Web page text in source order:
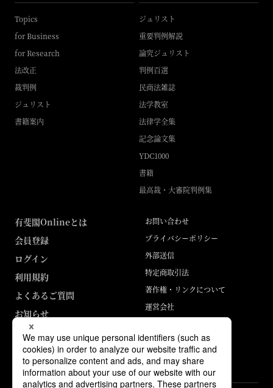
Topics
for Business
for Research
法改正
裁判例
ジュリスト
書籍案内
ジュリスト
重要判例解説
論究ジュリスト
判例百選
民商法雑誌
法学教室
法律学全集
記念論文集
YDC1000
書籍
最高裁・大審院判例集
有斐閣Onlineとは
会員登録
ログイン
利用規約
よくあるご質問
お知らせ
お問い合わせ
プライバシーポリシー
外部送信
特定商取引法
著作権・リンクについて
運営会社